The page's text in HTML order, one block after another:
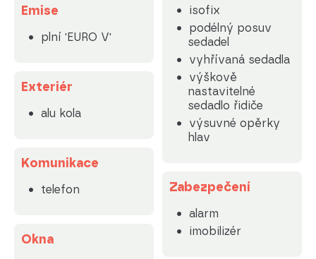
Emise
plní 'EURO V'
Exteriér
alu kola
Komunikace
telefon
Okna
isofix
podélný posuv
sedadel
vyhřívaná sedadla
výškově
nastavitelné
sedadlo řidiče
výsuvné opěrky
hlav
Zabezpečení
alarm
imobilizér